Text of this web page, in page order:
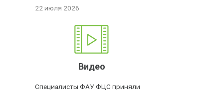
22 июля 2026
Видео
Специалисты ФАУ ФЦС приняли